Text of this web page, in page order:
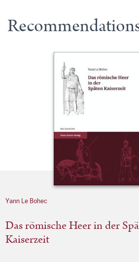
Yann Le Bohec
Das römische Heer in der
Kaiserzeit